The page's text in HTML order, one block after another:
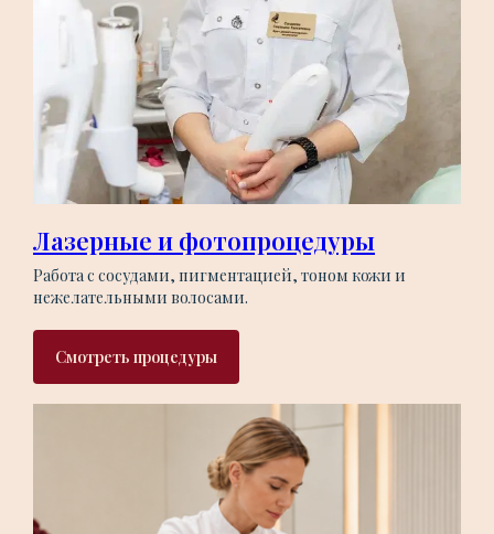
Лазерные и фотопроцедуры
Работа с сосудами, пигментацией, тоном кожи и
нежелательными волосами.
Смотреть процедуры